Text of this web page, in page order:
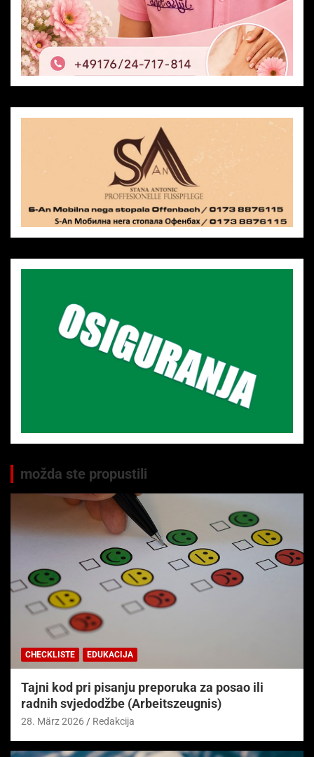
možda ste propustili
CHECKLISTE EDUKACIJA
Tajni kod pri pisanju preporuka za posao ili
radnih svjedodžbe (Arbeitszeugnis)
28. März 2026 Redakcija